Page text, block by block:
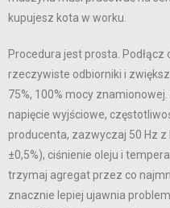
kupujesz kota w worku.
Procedura jest prosta.
rzeczywiste odbiorniki i
75%, 100% mocy
napięcie wyjściowe,
producenta, zazwyczaj 50 Hz
±0,5%), ciśnienie oleju i
trzymaj agregat przez co
znacznie lepiej ujawnia